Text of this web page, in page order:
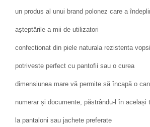
un produs al unui brand polonez care a
așteptările a mii de utilizatori
confectionat din piele naturala rezistenta
potriveste perfect cu pantofii sau o curea
dimensiunea mare vă permite să încapă o
numerar și documente, păstrându-l în același
la pantaloni sau jachete preferate